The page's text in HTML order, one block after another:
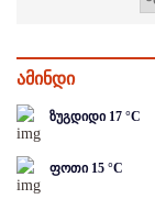
ამინდი
ზუგდიდი 17 °C
ფოთი 15 °C